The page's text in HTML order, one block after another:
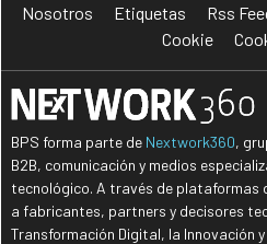
Nosotros Etiquetas Rss
Cookie
BPS forma parte de Nextwork360,
B2B, comunicación y medios
tecnológico. A través de plataformas
a fabricantes, partners y decisores
Transformación Digital, la Innovación